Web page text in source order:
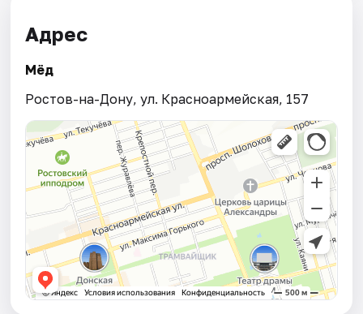
Адрес
Мёд
Ростов-на-Дону, ул. Красноармейская, 157